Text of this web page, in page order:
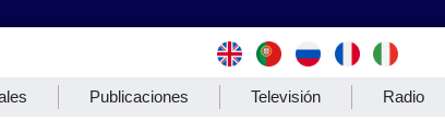
Publicaciones Televisión Radio